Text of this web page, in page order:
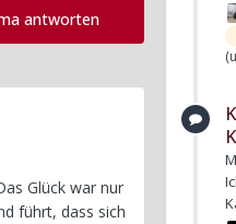
antworten
Glück war nur
führt, dass sich